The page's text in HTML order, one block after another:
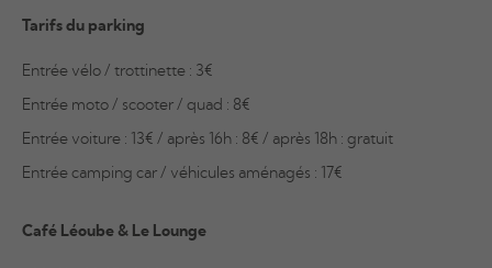
Tarifs du parking
Entrée vélo / trottinette : 3€
Entrée moto / scooter / quad : 8€
Entrée voiture : 13€ / après 16h : 8€ / après 18h : gratuit
Entrée camping car / véhicules aménagés : 17€
Café Léoube & Le Lounge